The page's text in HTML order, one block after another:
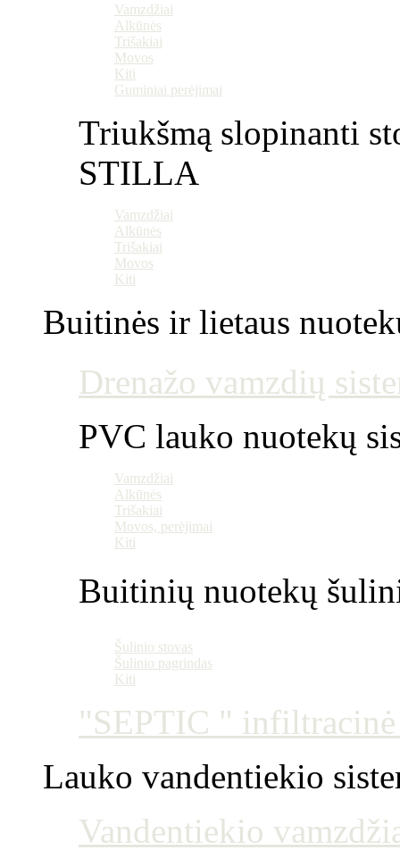
Vamzdžiai
Alkūnės
Trišakiai
Movos
Kiti
Guminiai perėjimai
Triukšmą slopinanti
STILLA
Vamzdžiai
Alkūnės
Trišakiai
Movos
Kiti
Buitinės ir lietaus
Drenažo vamzdių
PVC lauko nuotekų
Vamzdžiai
Alkūnės
Trišakiai
Movos, perėjimai
Kiti
Buitinių nuotekų
Šulinio stovas
Šulinio pagrindas
Kiti
"SEPTIC "
Lauko vandentiekio
Vandentiekio